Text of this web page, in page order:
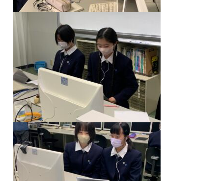
幼稚園
学校紹介
受験・入学案内
インフォメーション
〒860-8557 熊本市中央区上林町3-18
TEL：096-354-5355（代表）